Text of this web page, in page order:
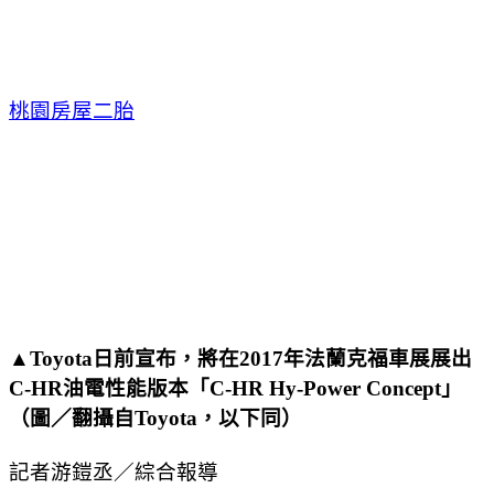
桃園房屋二胎
▲Toyota日前宣布，將在2017年法蘭克福車展展出
C-HR油電性能版本「C-HR Hy-Power Concept」
（圖／翻攝自Toyota，以下同）
記者游鎧丞／綜合報導